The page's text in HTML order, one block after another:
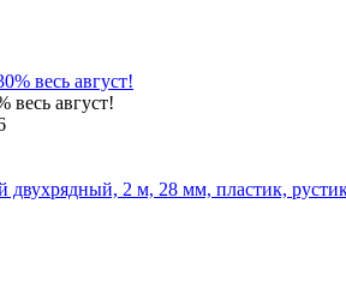
весь август!
двухрядный, 2 м, 28 мм, пластик,